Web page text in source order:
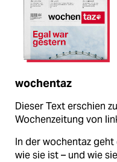
wochentaz
Dieser Text erschien
Wochenzeitung von
In der wochentaz
wie sie ist – und wie